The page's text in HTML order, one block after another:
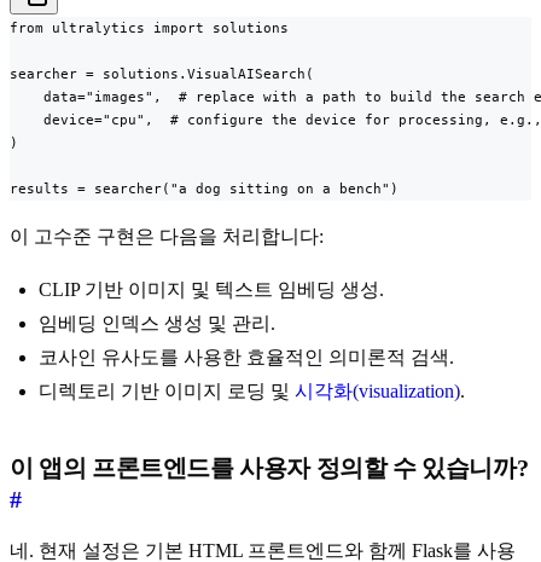
from ultralytics import solutions
searcher = solutions.VisualAISearch(
data="images",  # replace with a path to build the search
device="cpu",  # configure the device for processing,
)
results = searcher("a dog sitting on a bench")
이 고수준 구현은 다음을 처리합니다:
CLIP 기반 이미지 및 텍스트 임베딩 생성.
임베딩 인덱스 생성 및 관리.
코사인 유사도를 사용한 효율적인 의미론적 검색.
디렉토리 기반 이미지 로딩 및 시각화(visualization).
이 앱의 프론트엔드를 사용자 정의할 수 있습니까?
#
네. 현재 설정은 기본 HTML 프론트엔드와 함께 Flask를 사용